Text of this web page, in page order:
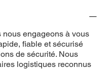
nous engageons à vous
fiable et sécurisé
de sécurité. Nous
logistiques reconnus